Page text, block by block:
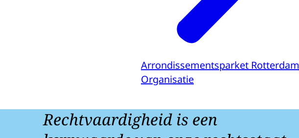
Arrondissementsparket Rotterdam
Organisatie
Rechtvaardigheid is een